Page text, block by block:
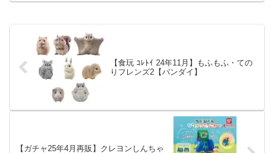
【食玩 ｺﾚﾄｲ 24年11月】もふもふ・ての
りフレンズ2【バンダイ】
【ガチャ25年4月再販】クレヨンしんちゃ